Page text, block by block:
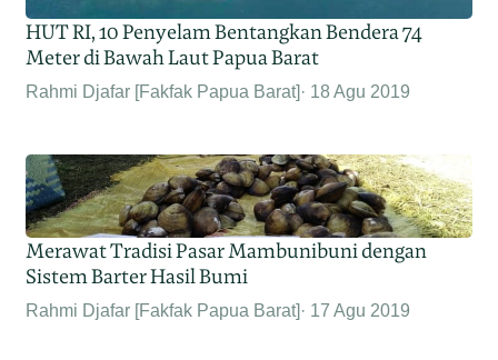
HUT RI, 10 Penyelam Bentangkan Bendera 74
Meter di Bawah Laut Papua Barat
Rahmi Djafar [Fakfak Papua Barat] 18 Agu 2019
Merawat Tradisi Pasar Mambunibuni dengan
Sistem Barter Hasil Bumi
Rahmi Djafar [Fakfak Papua Barat] 17 Agu 2019